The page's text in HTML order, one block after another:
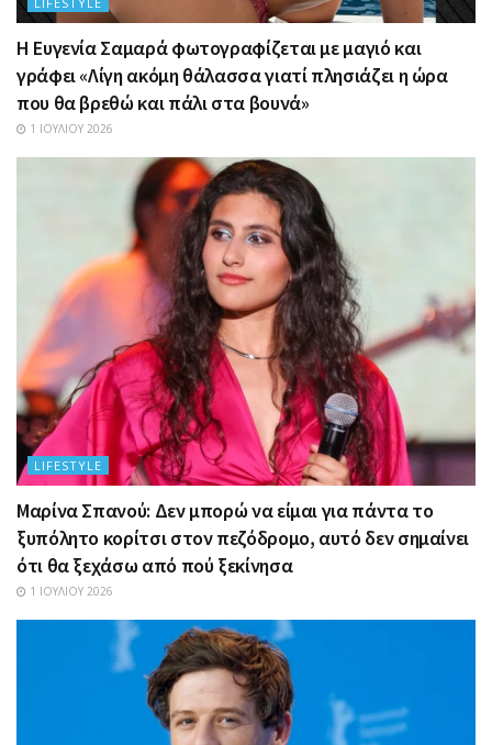
Η Ευγενία Σαμαρά φωτογραφίζεται με μαγιό και
γράφει «Λίγη ακόμη θάλασσα γιατί πλησιάζει η ώρα
που θα βρεθώ και πάλι στα βουνά»
1 ΙΟΥΛΊΟΥ 2026
LIFESTYLE
Μαρίνα Σπανού: Δεν μπορώ να είμαι για πάντα το
ξυπόλητο κορίτσι στον πεζόδρομο, αυτό δεν σημαίνει
ότι θα ξεχάσω από πού ξεκίνησα
1 ΙΟΥΛΊΟΥ 2026